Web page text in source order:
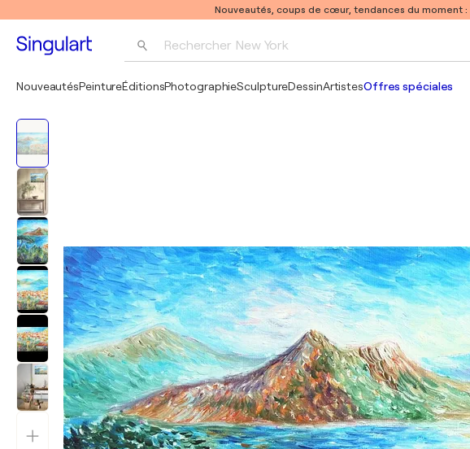
Nouveautés, coups de cœur, tendances du moment :
Rechercher New York
NouveautésPeintureÉditionsPhotographieSculptureDessinArtistesOffres spéciales